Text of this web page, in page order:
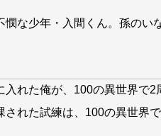
憫な少年・入間くん。孫のい
れた俺が、100の異世界で2
された試練は、100の異世界